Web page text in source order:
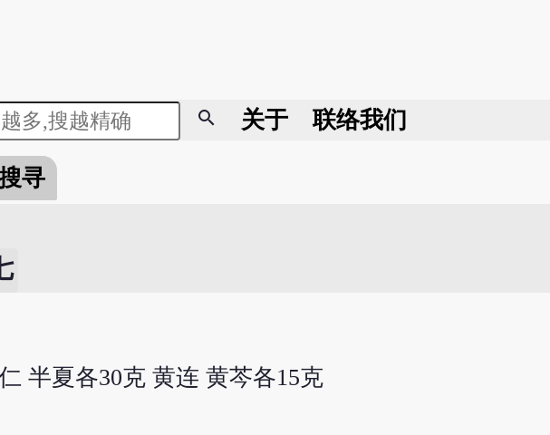
search 关于 联络我们
寻
半夏各30克 黄连 黄芩各15克